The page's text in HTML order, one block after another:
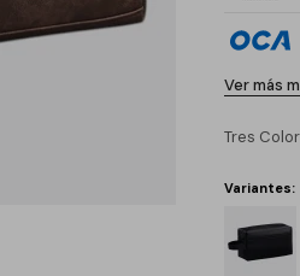
Ver más
Tres
Variantes: